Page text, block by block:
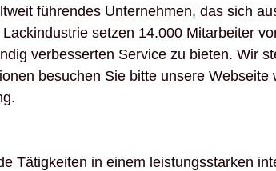
führendes Unternehmen, das sich
setzen 14.000 Mitarbeiter
verbesserten Service zu bieten. Wir
besuchen Sie bitte unsere
Tätigkeiten in einem leistungsstarken